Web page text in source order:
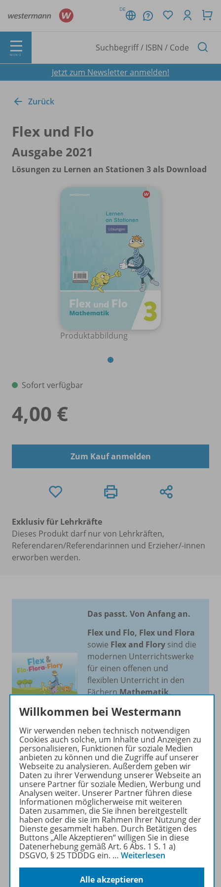
DE
MENÜ
Jetzt zum Newsletter anmelden!
Zurück
Flex und Flo
Ausgabe 2021
Lösungen zu Lernen an Stationen 3 als Download
Produktabbildung
Sofort verfügbar
4,00 €
Zum Kauf anmelden
Exklusiv für Lehrkräfte
Dieses Produkt darf nur von Lehrkräften,
Referendaren/Referendarinnen und Erzieher/-innen
erworben werden.
Das passt. Von Anfang an.
Flex und Flo, Flex und Flora
sowie Flex and Flory sind die
modernen Unterrichtswerke
für einen offenen und
flexiblen Unterricht in den
FächernMathematik,
Mehr erfahren
Produktinformationen
Beschreibung
Zugehörige Produkte
Willkommen bei Westermann
Wir verwenden neben technisch notwendigen
Cookies auch solche, um Inhalte und Anzeigen zu
personalisieren, Funktionen für soziale Medien
anbieten zu können und die Zugriffe auf unserer
Webseite zu analysieren. Außerdem geben wir
Daten zu ihrer Verwendung unserer Webseite an
unsere Partner für soziale Medien, Werbung und
Analysen weiter. Unserer Partner führen diese
Informationen möglicherweise mit weiteren
Daten zusammen, die Sie ihnen bereitgestellt
haben oder die sie im Rahmen Ihrer Nutzung der
Dienste gesammelt haben. Durch Betätigen des
Buttons „Alle Akzeptieren“ willigen Sie in diese
Datenerhebung gemäß Art. 6 Abs. 1 S. 1 a)
DSGVO, § 25 TDDDG ein. … Weiterlesen
Alle akzeptieren